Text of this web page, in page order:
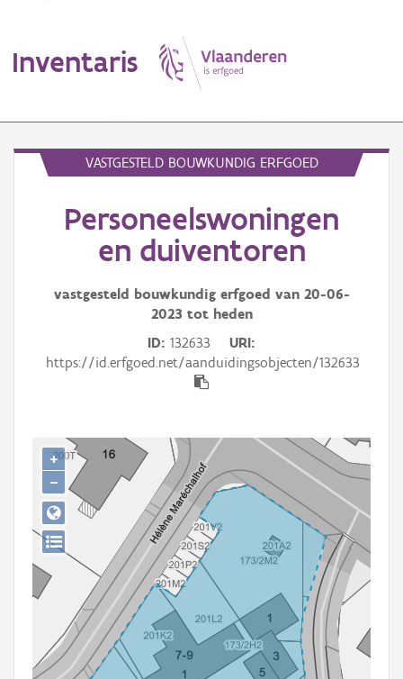
Inventaris
Erfgoedobject
Aanduidingsobject
Waarneming
Gebeurtenis
Downloads
Hergebruik
Aanmelden
VASTGESTELD BOUWKUNDIG ERFGOED
Personeelswoningen
en duiventoren
vastgesteld bouwkundig erfgoed van 20-06-
2023 tot heden
ID 132633
URI
https://id.erfgoed.net/aanduidingsobjecten/132633
+
−